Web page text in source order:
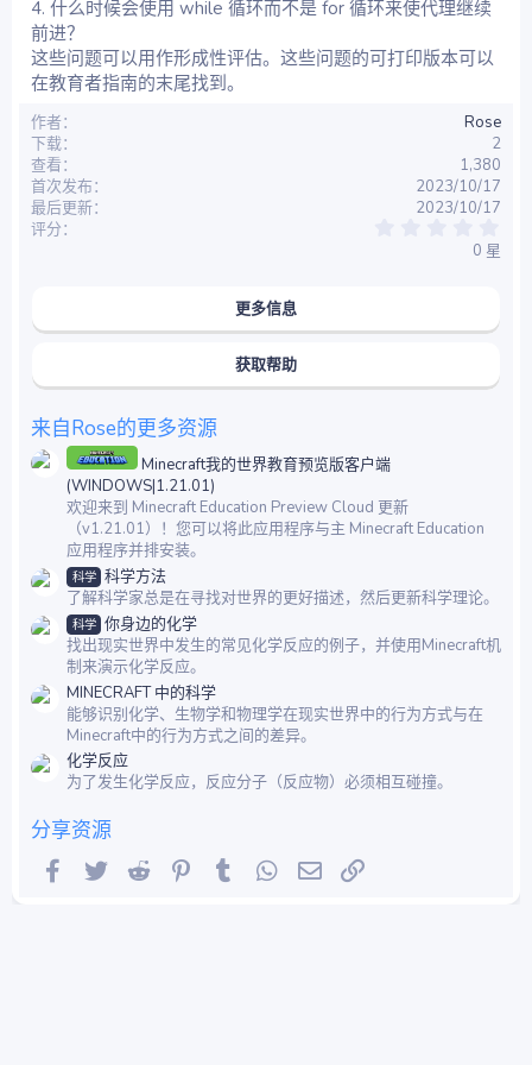
4. 什么时候会使用 while 循环而不是 for 循环来使代理继续
前进？
这些问题可以用作形成性评估。这些问题的可打印版本可以
在教育者指南的末尾找到。
作者
Rose
下载
2
查看
1,380
首次发布
2023/10/17
最后更新
2023/10/17
评分
0 星
更多信息
获取帮助
来自Rose的更多资源
Minecraft我的世界教育预览版客户端
(WINDOWS|1.21.01)
欢迎来到 Minecraft Education Preview Cloud 更新
（v1.21.01）！您可以将此应用程序与主 Minecraft Education
应用程序并排安装。
科学 科学方法
了解科学家总是在寻找对世界的更好描述，然后更新科学理论。
科学 你身边的化学
找出现实世界中发生的常见化学反应的例子，并使用Minecraft机
制来演示化学反应。
MINECRAFT 中的科学
能够识别化学、生物学和物理学在现实世界中的行为方式与在
Minecraft中的行为方式之间的差异。
化学反应
为了发生化学反应，反应分子（反应物）必须相互碰撞。
分享资源
Facebook
Twitter Reddit Pinterest
Tumblr WhatsApp
邮件